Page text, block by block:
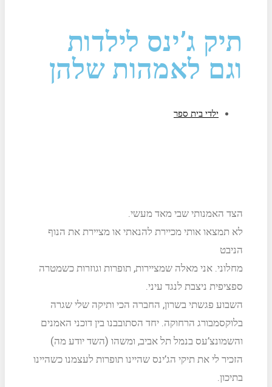
תיק ג’ינס לילדות
וגם לאמהות שלהן
ילדי בית ספר
הצד האמנותי שבי מאד מעשי.
לא תמצאו אותי מכיירת להנאתי או מציירת את הנוף
הניבט
מחלוני. אני מאלה שמציירות, תופרות וגוזרות כשמטרה
ספציפית ניצבת לנגד עיני.
השבוע פגשתי בשרון, החברה הכי ותיקה שלי שגרה
בלוקסמבורג הרחוקה. יחד הסתובבנו בין דוכני האמנים
והשמונצ’עס בנמל תל אביב, ומשהו (השד יודע מה)
הזכיר לי את תיקי הג’ינס שהיינו תופרות לעצמנו כשהיינו
בתיכון.